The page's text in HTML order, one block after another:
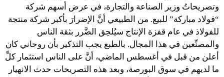
وتصريحاتُ وزير الصناعة والتجارة، في عرض أسهم شركة
“فولاد مباركة” للبيع. من الطبيعي أنَّ الإضرارَ بأكبر شركة منتجة
للفولاذ في عام قفزة الإنتاج سيُلحِق الضَّرر بثقة الناس
والمصنِّعين في هذا المجال. بالطبع يجب التذكير بأن روحاني كان
أعلن من قبل في أغسطس الماضي، أنَّ على الناس استثمار كلِّ
ما لديهم في سوق البورصة، وبعد هذه التصريحات حدث الانهيار